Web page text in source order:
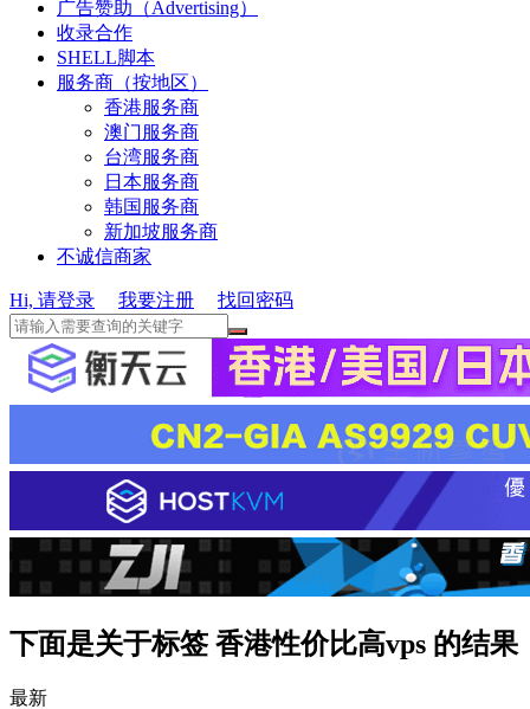
广告赞助（Advertising）
收录合作
SHELL脚本
服务商（按地区）
香港服务商
澳门服务商
台湾服务商
日本服务商
韩国服务商
新加坡服务商
不诚信商家
Hi, 请登录 我要注册 找回密码
下面是关于标签 香港性价比高vps 的结果
最新